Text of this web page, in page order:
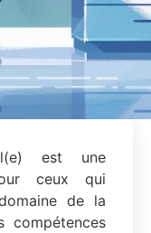
est une
ceux qui
de la
compétences